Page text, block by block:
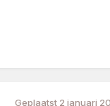
Geplaatst 2 januari